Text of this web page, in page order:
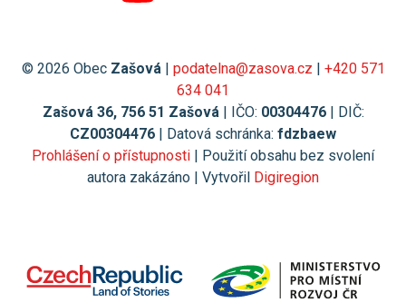
© 2026 Obec Zašová| podatelna@zasova.cz
+420 571
634 041
Zašová 36, 756 51 Zašová| IČO: 00304476| DIČ:
CZ00304476 | Datová schránka: fdzbaew
Prohlášení o přístupnosti | Použití obsahu bez svolení
autora zakázáno | Vytvořil Digiregion